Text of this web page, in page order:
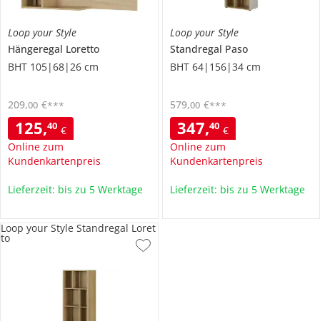
Loop your Style
Hängeregal Loretto
BHT 105|68|26 cm
125,40 €
Online zum
Kundenkartenpreis
209,00 €***
Lieferzeit: bis zu 5 Werktage
Loop your Style
Standregal Paso
BHT 64|156|34 cm
347,40 €
Online zum
Kundenkartenpreis
579,00 €***
Lieferzeit: bis zu 5 Werktage
Loop your Style Standregal Loret
to